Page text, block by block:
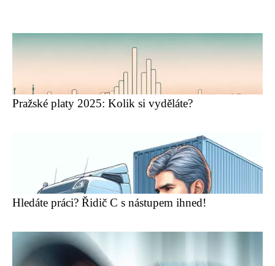
Pražské platy 2025: Kolik si vyděláte?
Hledáte práci? Řidič C s nástupem ihned!